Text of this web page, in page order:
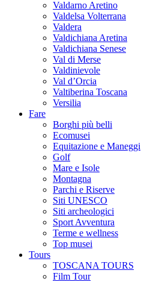
Valdarno Aretino
Valdelsa Volterrana
Valdera
Valdichiana Aretina
Valdichiana Senese
Val di Merse
Valdinievole
Val d’Orcia
Valtiberina Toscana
Versilia
Fare
Borghi più belli
Ecomusei
Equitazione e Maneggi
Golf
Mare e Isole
Montagna
Parchi e Riserve
Siti UNESCO
Siti archeologici
Sport Avventura
Terme e wellness
Top musei
Tours
TOSCANA TOURS
Film Tour